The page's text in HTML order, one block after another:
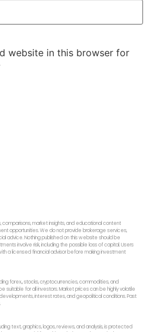
website in this browser for
market insights, and educational content
opportunities. We do not provide brokerage services,
advice. Nothing published on this website should be
involve risk, including the possible loss of capital. Users
a licensed financial advisor before making investment
forex,, stocks, cryptocurrencies, commodities, and
suitable for all investors. Market prices can be highly volatile
interest rates, and geopolitical conditions. Past
text, graphics, logos, reviews, and analysis, is protected